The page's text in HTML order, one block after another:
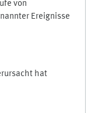
von
Ereignisse
hat